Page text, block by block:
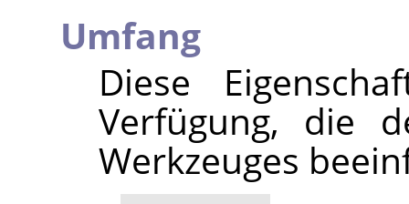
Umfang
Diese
Verfügung, die
Werkzeuges